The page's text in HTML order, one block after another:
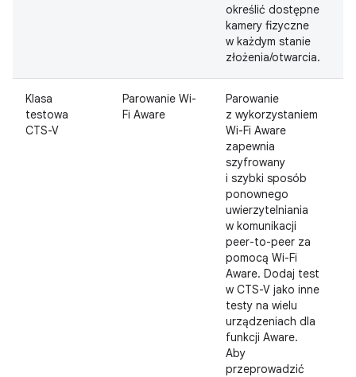
określić dostępne
kamery fizyczne
w każdym stanie
złożenia/otwarcia.
Klasa
testowa
CTS-V
Parowanie Wi-
Fi Aware
Parowanie
z wykorzystaniem
Wi-Fi Aware
zapewnia
szyfrowany
i szybki sposób
ponownego
uwierzytelniania
w komunikacji
peer-to-peer za
pomocą Wi-Fi
Aware. Dodaj test
w CTS-V jako inne
testy na wielu
urządzeniach dla
funkcji Aware.
Aby
przeprowadzić